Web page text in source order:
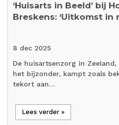
‘Huisarts in Beeld’ bij
Breskens: ‘Uitkomst in
8 dec 2025
De huisartsenzorg in
het bijzonder, kampt zoals
tekort aan…
Lees verder »